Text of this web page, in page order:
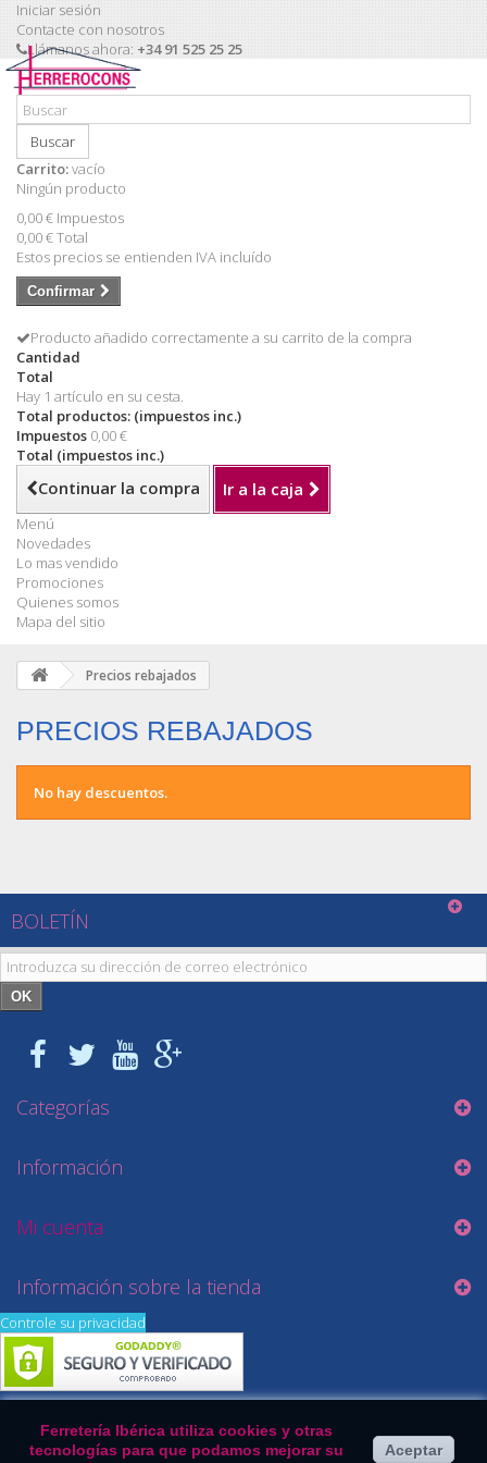
Iniciar sesión
Contacte con nosotros
Llámanos ahora: +34 91 525 25 25
Buscar
Carrito:vacío
Ningún producto
0,00 € Impuestos
0,00 €Total
Estos precios se entienden IVA incluído
Confirmar
Producto añadido correctamente a su carrito de la compra
Cantidad
Total
Hay 1 artículo en su cesta.
Total productos: (impuestos inc.)
Impuestos 0,00 €
Total (impuestos inc.)
Continuar la compra Ir a la caja
Menú
Novedades
Lo mas vendido
Promociones
Quienes somos
Mapa del sitio
Precios rebajados
PRECIOS REBAJADOS
No hay descuentos.
BOLETÍN
OK
Categorías
Información
Mi cuenta
Información sobre la tienda
Ferretería Ibérica utiliza cookies y otras
tecnologías para que podamos mejorar su
Aceptar
Controle su privacidad